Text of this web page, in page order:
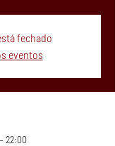
fechado
eventos
22:00